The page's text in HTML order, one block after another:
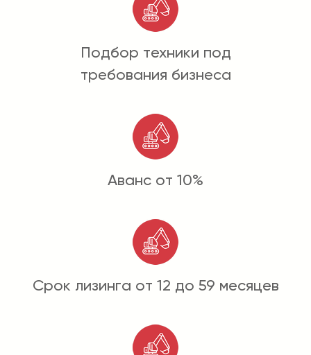
Подбор техники под
требования бизнеса
Аванс от 10%
Срок лизинга от 12 до 59 месяцев